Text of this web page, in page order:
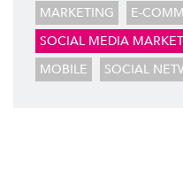
MARKETING
E-
SOCIAL MEDIA
MOBILE
SOCIAL
BACK OFFICE E
Ti Aiutiamo a Controllare
Azienda, in Tempo Reale,
Programmi Gestionali su